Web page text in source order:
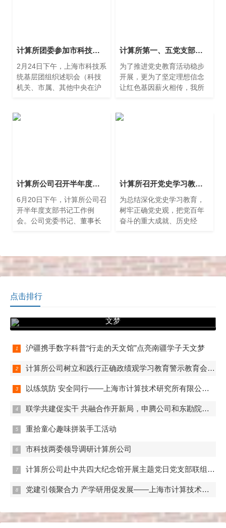
计算所团委参加市科技系统基层团组织述职会
2月24日下午，上海市科技系
统基层团组织述职会（科技
机关、市属、其他中央在沪
上海科技馆办公室副主任孙
计算所第一、五党支部瞻仰中国共产党发起组成立地 （《新青年》编辑部）旧址
为了推进党史教育活动稳步
开展，更为了坚定理想信念
让红色基因薪火相传，我所
国共产党发起组成立地
计算所公司召开半年度党支部书记工作例会
6月20日下午，计算所公司召
开半年度支部书记工作例
会。公司党委书记、董事长
由党委办公室副主任黄宇青
计算所召开党史学习教育总结大会
为总结深化党史学习教育，
树牢正确党史观，把党百年
奋斗的重大成就、历史经
会，会议由党委书记朱闻渊
主
点击排行
沪疆携手数字科普“行走的天文馆”点亮南疆学子天
文梦
沪疆携手数字科普“行走的天文馆”点亮南疆学子天文梦
计算所公司树立和践行正确政绩观学习教育警示教育会举行
以练筑防 安全同行——上海市计算技术研究所有限公司开展2026年度消防安全专项培训
联学共建促实干 共融合作开新局，申腾公司和东勘院公司开展联组学习和党支部共建
重拾童心趣味拼装手工活动
市科技两委领导调研计算所公司
计算所公司赴中共四大纪念馆开展主题党日党支部联组学习
党建引领聚合力 产学研用促发展——上海市计算技术研究所有限公司与上大计算机学院、中电科公共设施公司开展联组学习和党支部共建